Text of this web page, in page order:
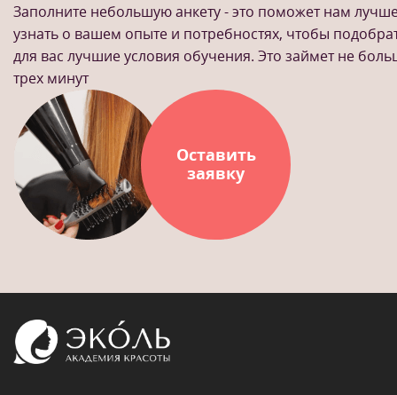
Заполните небольшую анкету - это поможет нам
узнать о вашем опыте и потребностях, чтобы
для вас лучшие условия обучения. Это займет не
трех минут
Оставить
заявку